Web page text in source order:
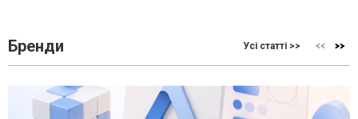
Бренди Усі статті >>